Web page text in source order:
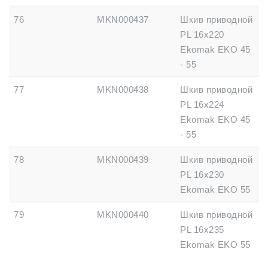
76 MKN000437
Шкив приводной
PL 16x220
Ekomak EKO 45
- 55
77 MKN000438
Шкив приводной
PL 16x224
Ekomak EKO 45
- 55
78 MKN000439
Шкив приводной
PL 16x230
Ekomak EKO 55
79 MKN000440
Шкив приводной
PL 16x235
Ekomak EKO 55